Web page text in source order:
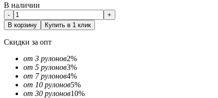
В наличии
-
+
В корзину
Купить в 1 клик
Скидки за опт
от 3 рулонов2%
от 5 рулонов3%
от 7 рулонов4%
от 10 рулонов5%
от 30 рулонов10%